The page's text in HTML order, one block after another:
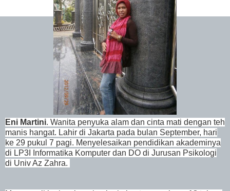
Eni Martini. Wanita penyuka alam dan cinta mati dengan teh
manis hangat. Lahir di Jakarta pada bulan September, hari
ke 29 pukul 7 pagi. Menyelesaikan pendidikan akademinya
di LP3I Informatika Komputer dan DO di Jurusan Psikologi
di Univ Az Zahra.